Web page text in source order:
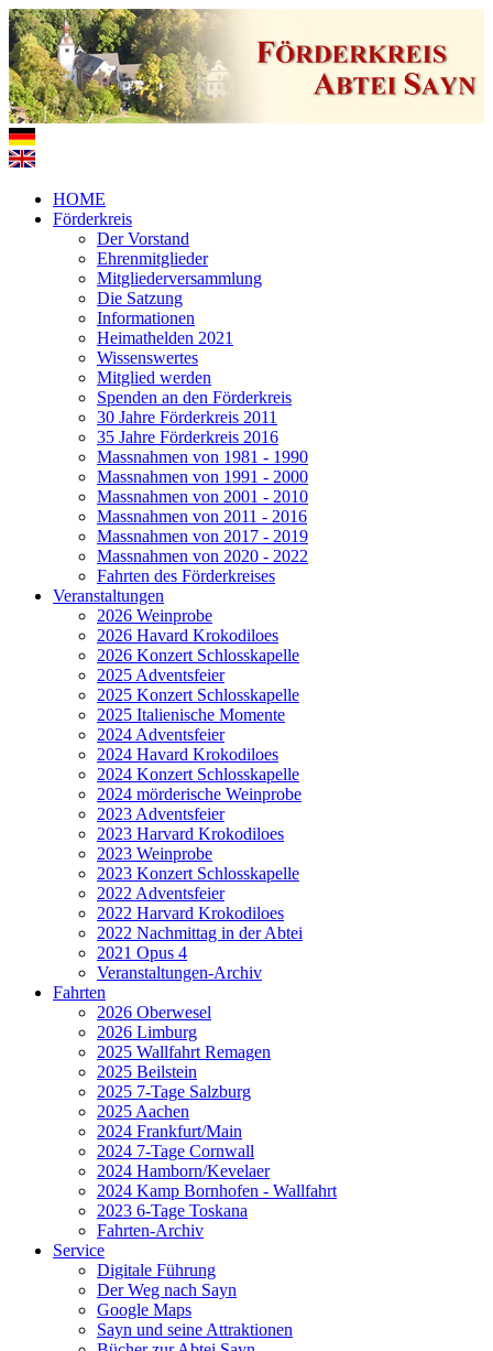
HOME
Förderkreis
Der Vorstand
Ehrenmitglieder
Mitgliederversammlung
Die Satzung
Informationen
Heimathelden 2021
Wissenswertes
Mitglied werden
Spenden an den Förderkreis
30 Jahre Förderkreis 2011
35 Jahre Förderkreis 2016
Massnahmen von 1981 - 1990
Massnahmen von 1991 - 2000
Massnahmen von 2001 - 2010
Massnahmen von 2011 - 2016
Massnahmen von 2017 - 2019
Massnahmen von 2020 - 2022
Fahrten des Förderkreises
Veranstaltungen
2026 Weinprobe
2026 Havard Krokodiloes
2026 Konzert Schlosskapelle
2025 Adventsfeier
2025 Konzert Schlosskapelle
2025 Italienische Momente
2024 Adventsfeier
2024 Havard Krokodiloes
2024 Konzert Schlosskapelle
2024 mörderische Weinprobe
2023 Adventsfeier
2023 Harvard Krokodiloes
2023 Weinprobe
2023 Konzert Schlosskapelle
2022 Adventsfeier
2022 Harvard Krokodiloes
2022 Nachmittag in der Abtei
2021 Opus 4
Veranstaltungen-Archiv
Fahrten
2026 Oberwesel
2026 Limburg
2025 Wallfahrt Remagen
2025 Beilstein
2025 7-Tage Salzburg
2025 Aachen
2024 Frankfurt/Main
2024 7-Tage Cornwall
2024 Hamborn/Kevelaer
2024 Kamp Bornhofen - Wallfahrt
2023 6-Tage Toskana
Fahrten-Archiv
Service
Digitale Führung
Der Weg nach Sayn
Google Maps
Sayn und seine Attraktionen